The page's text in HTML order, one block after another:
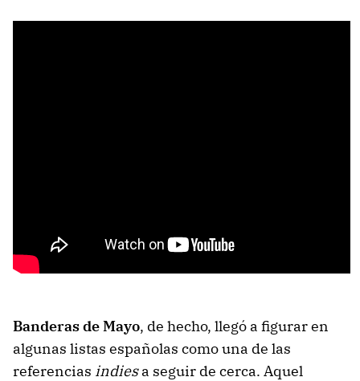
Banderas de Mayo, de hecho, llegó a figurar en
algunas listas españolas como una de las
referencias indiesa seguir de cerca. Aquel